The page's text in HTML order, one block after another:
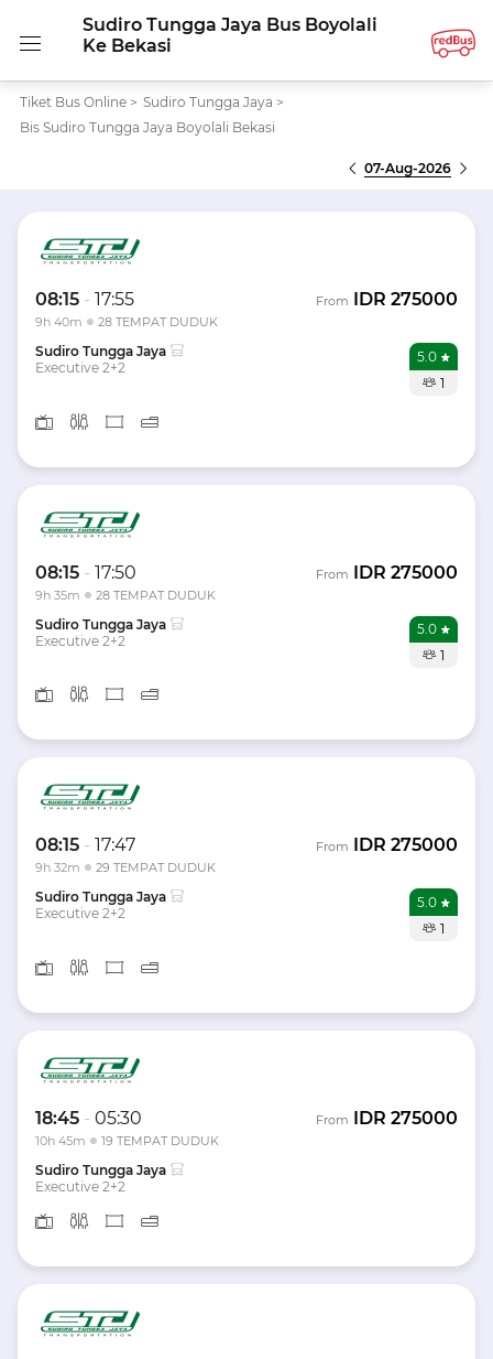
Sudiro Tungga Jaya Bus Boyolali
Ke Bekasi
Tiket Bus Online > Sudiro Tungga Jaya >
Bis Sudiro Tungga Jaya Boyolali Bekasi
07-Aug-2026
08:15 - 17:55
9h 40m 28 TEMPAT DUDUK
From IDR 275000
Sudiro Tungga Jaya
Executive 2+2
5.0
1
08:15 - 17:50
9h 35m 28 TEMPAT DUDUK
From IDR 275000
Sudiro Tungga Jaya
Executive 2+2
5.0
1
08:15 - 17:47
9h 32m 29 TEMPAT DUDUK
From IDR 275000
Sudiro Tungga Jaya
Executive 2+2
5.0
1
18:45 - 05:30
10h 45m 19 TEMPAT DUDUK
From IDR 275000
Sudiro Tungga Jaya
Executive 2+2